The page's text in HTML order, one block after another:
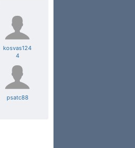
kosvas124
4
psatc88